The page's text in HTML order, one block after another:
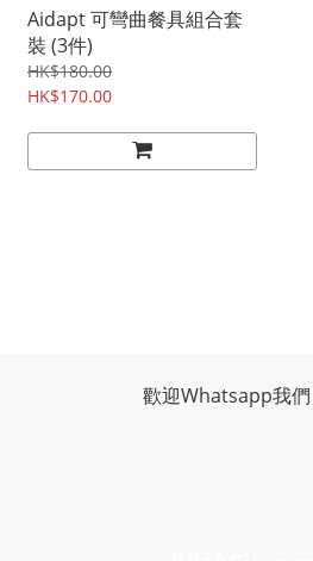
Aidapt 可彎曲餐具組合套
裝 (3件)
HK$180.00
HK$170.00
歡迎Whatsapp我們